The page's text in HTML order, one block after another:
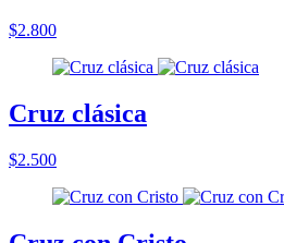
$2.800
Cruz clásica
$2.500